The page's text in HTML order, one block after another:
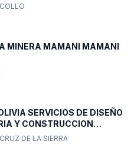
MINERA MAMANI MAMANI
SERVICIOS DE DISEÑO
Y CONSTRUCCION
ANONIMA
DE LA SIERRA